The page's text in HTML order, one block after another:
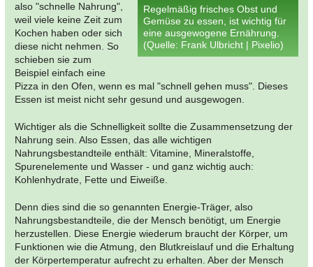
Regelmäßig frisches Obst und
Gemüse zu essen, ist wichtig für
eine ausgewogene Ernährung.
(Quelle: Frank Ulbricht | Pixelio)
also "schnelle Nahrung",
weil viele keine Zeit zum
Kochen haben oder sich
diese nicht nehmen. So
schieben sie zum
Beispiel einfach eine
Pizza in den Ofen, wenn es mal "schnell gehen muss". Dieses
Essen ist meist nicht sehr gesund und ausgewogen.
Wichtiger als die Schnelligkeit sollte die Zusammensetzung der
Nahrung sein. Also Essen, das alle wichtigen
Nahrungsbestandteile enthält: Vitamine, Mineralstoffe,
Spurenelemente und Wasser - und ganz wichtig auch:
Kohlenhydrate, Fette und Eiweiße.
Denn dies sind die so genannten Energie-Träger, also
Nahrungsbestandteile, die der Mensch benötigt, um Energie
herzustellen. Diese Energie wiederum braucht der Körper, um
Funktionen wie die Atmung, den Blutkreislauf und die Erhaltung
der Körpertemperatur aufrecht zu erhalten. Aber der Mensch